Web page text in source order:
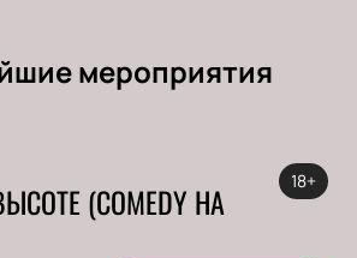
мероприятия
(COMEDY НА 18+